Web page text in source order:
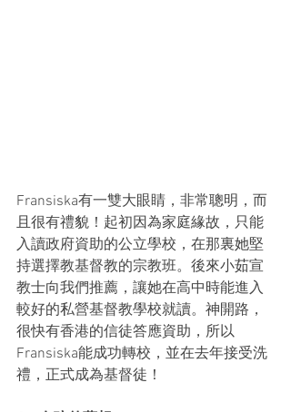
Fransiska有一雙大眼睛，非常聰明，而
且很有禮貌！起初因為家庭緣故，只能
入讀政府資助的公立學校，在那裏她堅
持選擇教基督教的宗教班。後來小茹宣
教士向我們推薦，讓她在高中時能進入
較好的私營基督教學校就讀。神開路，
很快有香港的信徒答應資助，所以
Fransiska能成功轉校，並在去年接受洗
禮，正式成為基督徒！